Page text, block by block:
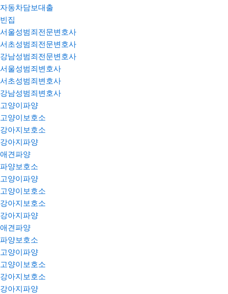
자동차담보대출
빈집
서울성범죄전문변호사
서초성범죄전문변호사
강남성범죄전문변호사
서울성범죄변호사
서초성범죄변호사
강남성범죄변호사
고양이파양
고양이보호소
강아지보호소
강아지파양
애견파양
파양보호소
고양이파양
고양이보호소
강아지보호소
강아지파양
애견파양
파양보호소
고양이파양
고양이보호소
강아지보호소
강아지파양